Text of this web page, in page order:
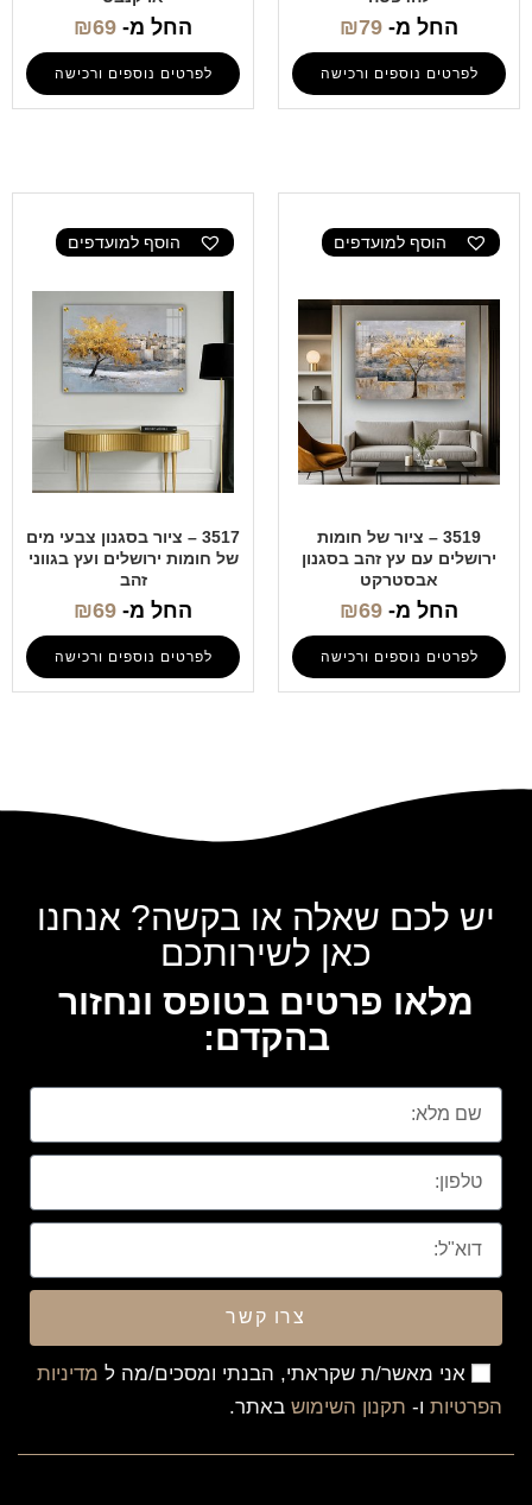
החל מ- ₪79
לפרטים נוספים ורכישה
החל מ- ₪69
לפרטים נוספים ורכישה
הוסף למועדפים
3519 – ציור של חומות
ירושלים עם עץ זהב בסגנון
אבסטרקט
החל מ- ₪69
לפרטים נוספים ורכישה
הוסף למועדפים
3517 – ציור בסגנון צבעי מים
של חומות ירושלים ועץ בגווני
זהב
החל מ- ₪69
לפרטים נוספים ורכישה
יש לכם שאלה או בקשה? אנחנו
כאן לשירותכם
מלאו פרטים בטופס ונחזור
בהקדם:
אני מאשר/ת שקראתי, הבנתי ומסכים/מה ל מדיניות
הפרטיות ו- תקנון השימוש באתר.
צרו קשר